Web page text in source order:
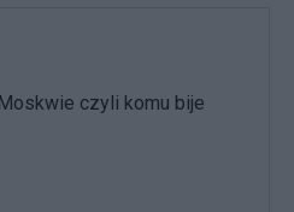
czyli komu bije